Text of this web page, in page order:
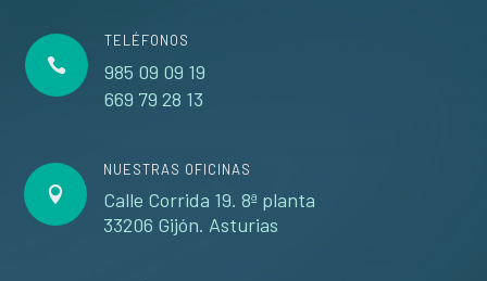

TELÉFONOS
985 09 09 19
669 79 28 13

NUESTRAS OFICINAS
Calle Corrida 19. 8ª planta
33206 Gijón. Asturias